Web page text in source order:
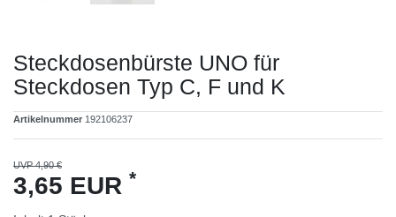
Steckdosenbürste UNO für
Steckdosen Typ C, F und K
Artikelnummer 192106237
UVP 4,90 €
3,65 EUR *